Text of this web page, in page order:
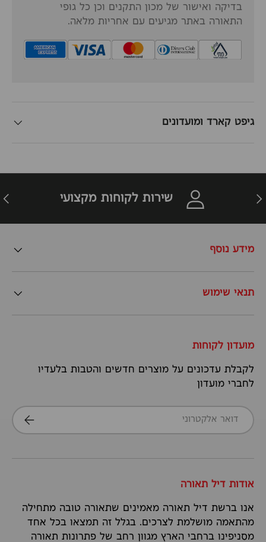
בדיקה ואישור של מכון התקנים וכן כל גופי
התאורה באתר מגיעים עם אחריות מלאה.
גיפט קארד ומועדונים
חזרה שירות לקוחות מקצועי
מידע נוסף
תנאי שימוש
מועדון לקוחות
לקבלת עדכונים על מוצרים חדשים והטבות בלעדיו
לחברי מועדון
דואר אלקטרוני
הרשמה
אודות דיל תאורה
אנו ברשת דיל תאורה מאמינים שתאורה טובה מתחילה
מהתאמה מושלמת לצרכים. בגלל זה תמצאו בכל אחד
מסניפינו ברחבי הארץ מגוון רחב של פתרונות תאורה